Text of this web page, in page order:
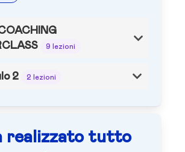
9 lezioni
2 2 lezioni
realizzato tutto